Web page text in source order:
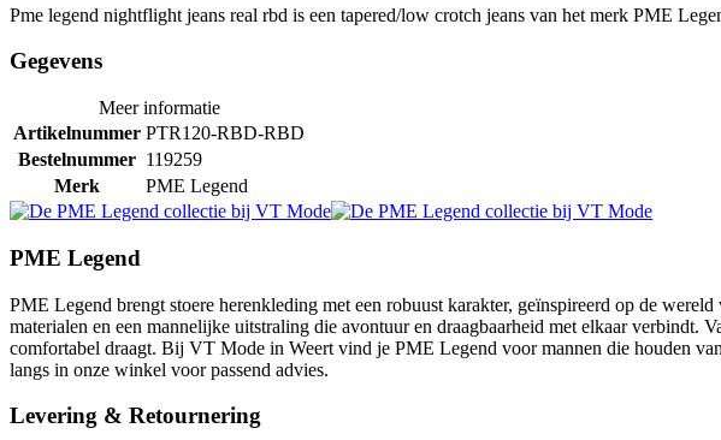
Pme legend nightflight jeans real rbd is een tapered/low crotch jeans van het merk PME
Gegevens
Meer informatie
Artikelnummer PTR120-RBD-RBD
Bestelnummer 119259
Merk
PME Legend
PME Legend
PME Legend brengt stoere herenkleding met een robuust karakter, geïnspireerd op de
materialen en een mannelijke uitstraling die avontuur en draagbaarheid met elkaar verbindt.
comfortabel draagt. Bij VT Mode in Weert vind je PME Legend voor mannen die houden
langs in onze winkel voor passend advies.
Levering & Retournering